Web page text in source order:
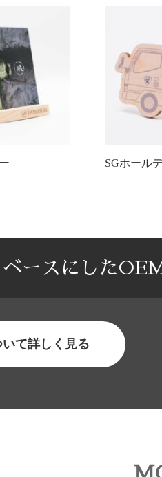
SGホール
ベースにした
て詳しく見る